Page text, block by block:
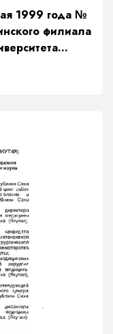
1999 года №
филиала